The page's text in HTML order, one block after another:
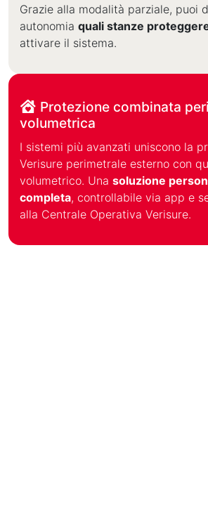
Grazie alla modalità parziale, puoi
autonomia quali stanze
attivare il sistema.
Protezione combinata
volumetrica
I sistemi più avanzati uniscono la
Verisure perimetrale esterno con
volumetrico. Una soluzione
completa, controllabile via app e
alla Centrale Operativa Verisure.